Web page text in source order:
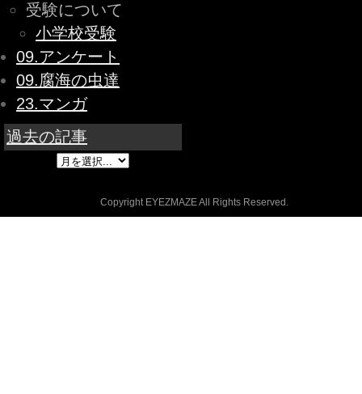
受験について
小学校受験
09.アンケート
09.腐海の虫達
23.マンガ
過去の記事
Copyright EYEZMAZE All Rights Reserved.